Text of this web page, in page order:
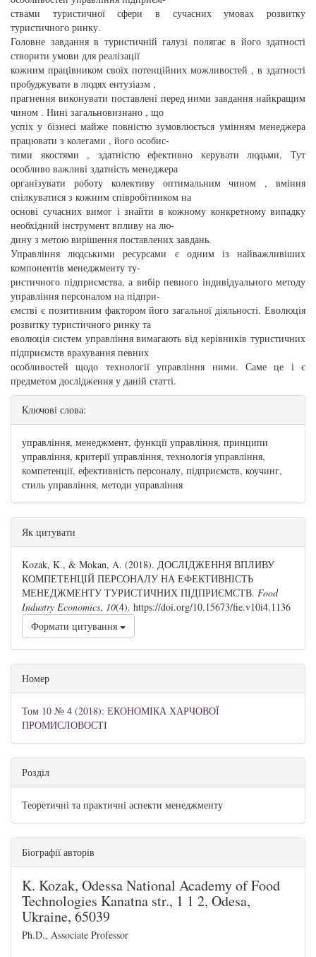
ствами туристичної сфери в сучасних умовах розвитку
туристичного ринку.
Головне завдання в туристичній галузі полягає в його здатності
створити умови для реалізації
кожним працівником своїх потенційних можливостей , в здатності
пробуджувати в людях ентузіазм ,
прагнення виконувати поставлені перед ними завдання найкращим
чином . Нині загальновизнано , що
успіх у бізнесі майже повністю зумовлюється умінням менеджера
працювати з колегами , його особис-
тими якостями , здатністю ефективно керувати людьми. Тут
особливо важливі здатність менеджера
організувати роботу колективу оптимальним чином , вміння
спілкуватися з кожним співробітником на
основі сучасних вимог і знайти в кожному конкретному випадку
необхідний інструмент впливу на лю-
дину з метою вирішення поставлених завдань.
Управління людськими ресурсами є одним із найважливіших
компонентів менеджменту ту-
ристичного підприємства, а вибір певного індивідуального методу
управління персоналом на підпри-
ємстві є позитивним фактором його загальної діяльності. Еволюція
розвитку туристичного ринку та
еволюція систем управління вимагають від керівників туристичних
підприємств врахування певних
особливостей щодо технології управління ними. Саме це і є
предметом дослідження у даній статті.
Ключові слова:
управління, менеджмент, функції управління, принципи
управління, критерії управління, технологія управління,
компетенції, ефективність персоналу, підприємств, коучинг,
стиль управління, методи управління
Як цитувати
Kozak, K., & Mokan, A. (2018). ДОСЛІДЖЕННЯ ВПЛИВУ
КОМПЕТЕНЦІЙ ПЕРСОНАЛУ НА ЕФЕКТИВНІСТЬ
МЕНЕДЖМЕНТУ ТУРИСТИЧНИХ ПІДПРИЄМСТВ. Food
Industry Economics, 10(4). https://doi.org/10.15673/fie.v10i4.1136
Формати цитування
Номер
Том 10 № 4 (2018): ЕКОНОМІКА ХАРЧОВОЇ
ПРОМИСЛОВОСТІ
Розділ
Теоретичні та практичні аспекти менеджменту
Біографії авторів
K. Kozak, Odessa National Academy of Food
Technologies Kanatna str., 1 1 2, Odesa,
Ukraine, 65039
Ph.D., Associate Professor